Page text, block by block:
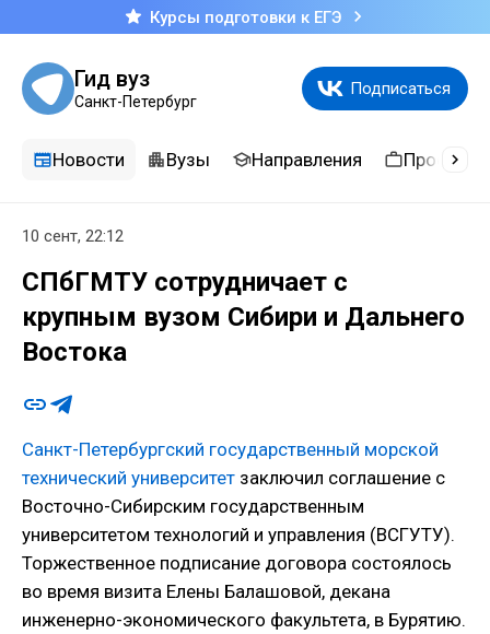
Курсы подготовки к ЕГЭ
Гид вуз
Санкт-Петербург
Подписаться
Новости Вузы Направления
10 сент, 22:12
СПбГМТУ сотрудничает с
крупным вузом Сибири и Дальнего
Востока
Санкт-Петербургский государственный морской
технический университет заключил соглашение с
Восточно-Сибирским государственным
университетом технологий и управления (ВСГУТУ).
Торжественное подписание договора состоялось
во время визита Елены Балашовой, декана
инженерно-экономического факультета, в Бурятию.